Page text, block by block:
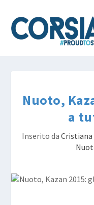
Nuoto,
a
Inserito da Cristiana